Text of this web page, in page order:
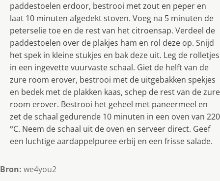
paddestoelen erdoor, bestrooi met zout en peper en
laat 10 minuten afgedekt stoven. Voeg na 5 minuten de
peterselie toe en de rest van het citroensap. Verdeel de
paddestoelen over de plakjes ham en rol deze op. Snijd
het spek in kleine stukjes en bak deze uit. Leg de rolletjes
in een ingevette vuurvaste schaal. Giet de helft van de
zure room erover, bestrooi met de uitgebakken spekjes
en bedek met de plakken kaas, schep de rest van de zure
room erover. Bestrooi het geheel met paneermeel en
zet de schaal gedurende 10 minuten in een oven van 220
°C. Neem de schaal uit de oven en serveer direct. Geef
een luchtige aardappelpuree erbij en een frisse salade.
Bron: we4you2